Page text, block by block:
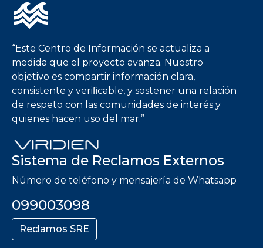
Imagen
“Este Centro de Información se actualiza a
medida que el proyecto avanza. Nuestro
objetivo es compartir información clara,
consistente y veriﬁcable, y sostener una relación
de respeto con las comunidades de interés y
quienes hacen uso del mar.”
Sistema de Reclamos Externos
Número de teléfono y mensajería de Whatsapp
099003098
Reclamos SRE